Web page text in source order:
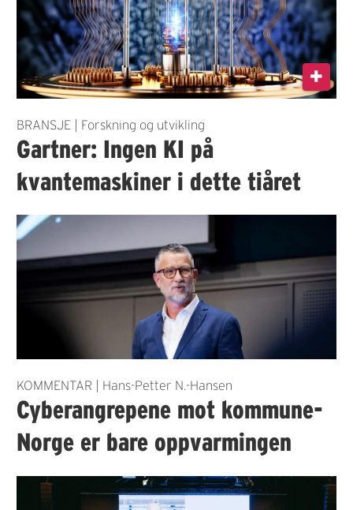
BRANSJE | Forskning og utvikling
Gartner: Ingen KI på
kvantemaskiner i dette tiåret
KOMMENTAR | Hans-Petter N.-Hansen
Cyberangrepene mot kommune-
Norge er bare oppvarmingen